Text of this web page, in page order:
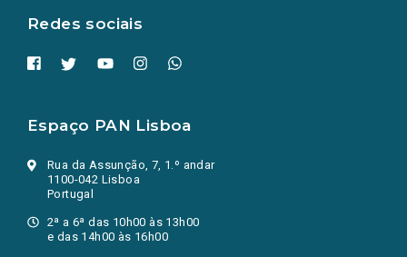
Redes sociais
Espaço PAN Lisboa
Rua da Assunção, 7, 1.º andar
1100-042 Lisboa
Portugal
2ª a 6ª das 10h00 às 13h00
e das 14h00 às 16h00